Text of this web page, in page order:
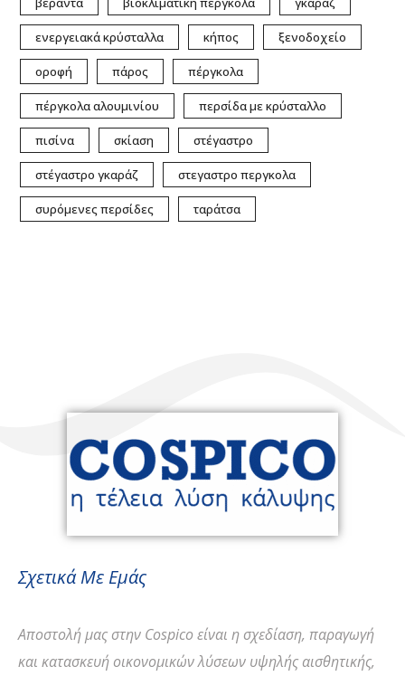
ενεργειακά κρύσταλλα κήπος ξενοδοχείο
οροφή πάρος πέργκολα
πέργκολα αλουμινίου περσίδα με κρύσταλλο
πισίνα σκίαση στέγαστρο
στέγαστρο γκαράζ στεγαστρο περγκολα
συρόμενες περσίδες ταράτσα
Σχετικά Με Εμάς
Αποστολήμας στην Cospico είναι η σχεδίαση, παραγωγή
και κατασκευή οικονομικών λύσεων υψηλής αισθητικής,